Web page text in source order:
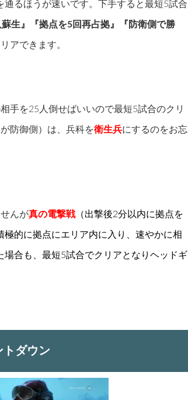
るほうが速いです。下手すると最短5試合
蘇生』『拠点を5回再占拠』『防衛側で勝
アできます。
手を25人倒せばいいので最短5試合のクリ
防御側）は、兵科を衛生兵にするのをお忘
んが真の電撃戦（出撃後2分以内に拠点を
的に拠点にエリア内に入り、速やかに相
合も、最短5試合でクリアとなりヘッドギ
トダウン